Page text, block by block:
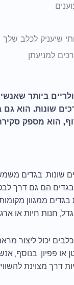
שיעניק לכלב
למניעתן
ביותר
שונות. הוא גם
הוא מספק
שונות. בגדים
בגדים הם גם דרך
ממגוון מקומות,
חנות חיות או
יכול ליצור
פפיון. בנוסף,
דרך מצוינת